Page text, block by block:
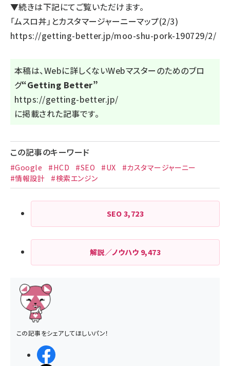
▼続きは下記にてご覧いただけます。
「ムスロ丼」とカスタマージャーニーマップ(2/3)
https://getting-better.jp/moo-shu-pork-190729/2/
本稿は、Webに詳しくないWebマスターのためのブロ
グ“Getting Better”
https://getting-better.jp/
に掲載された記事です。
この記事のキーワード
#Google #HCD #SEO #UX
#カスタマージャーニー
#情報設計
#検索エンジン
SEO 3,723
解説／ノウハウ 9,473
この記事をシェアしてほしいパン！